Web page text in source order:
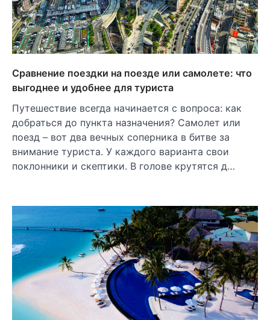
Сравнение поездки на поезде или самолете: что
выгоднее и удобнее для туриста
Путешествие всегда начинается с вопроса: как
добраться до пункта назначения? Самолет или
поезд – вот два вечных соперника в битве за
внимание туриста. У каждого варианта свои
поклонники и скептики. В голове крутятся д…